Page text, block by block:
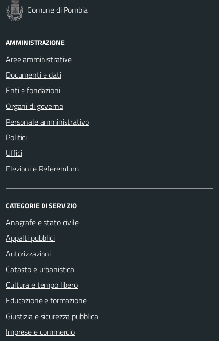
Comune di Pombia
AMMINISTRAZIONE
Aree amministrative
Documenti e dati
Enti e fondazioni
Organi di governo
Personale amministrativo
Politici
Uffici
Elezioni e Referendum
CATEGORIE DI SERVIZIO
Anagrafe e stato civile
Appalti pubblici
Autorizzazioni
Catasto e urbanistica
Cultura e tempo libero
Educazione e formazione
Giustizia e sicurezza pubblica
Imprese e commercio